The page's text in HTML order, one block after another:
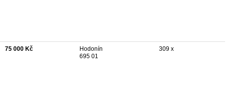
75 000 Kč
Hodonín
695 01
309 x